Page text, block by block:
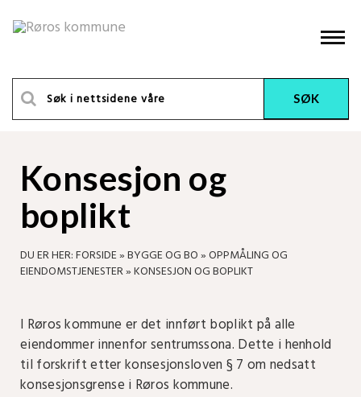
Konsesjon og
boplikt
DU ER HER:FORSIDE»BYGGE OG BO»OPPMÅLING OG
EIENDOMSTJENESTER»KONSESJON OG BOPLIKT
I Røros kommune er det innført boplikt på alle
eiendommer innenfor sentrumssona. Dette i henhold
til forskrift etter konsesjonsloven § 7 om nedsatt
konsesjonsgrense i Røros kommune.